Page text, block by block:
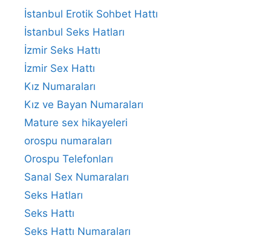
İstanbul Erotik Sohbet Hattı
İstanbul Seks Hatları
İzmir Seks Hattı
İzmir Sex Hattı
Kız Numaraları
Kız ve Bayan Numaraları
Mature sex hikayeleri
orospu numaraları
Orospu Telefonları
Sanal Sex Numaraları
Seks Hatları
Seks Hattı
Seks Hattı Numaraları